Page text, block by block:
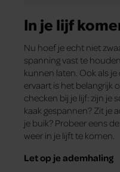
In je lijf
Nu hoef je echt niet
spanning vast te
kunnen laten. Ook als
ervaart is het belangrijk
checken bij je lijf: zijn je
kaak gespannen? Zit je
je buik? Probeer eens
weer in je lijft te komen.
Let op je ademhaling